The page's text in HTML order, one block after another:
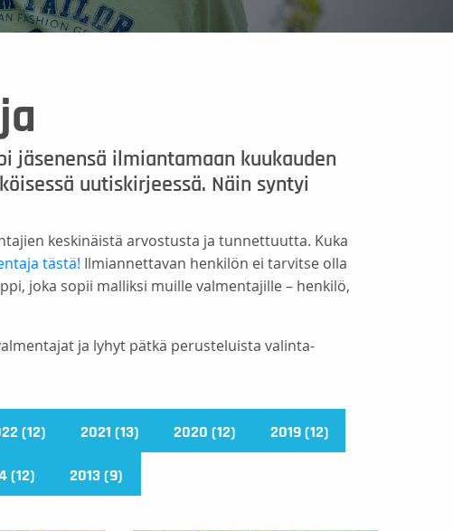
jäsenensä ilmiantamaan kuukauden
uutiskirjeessä. Näin syntyi
keskinäistä arvostusta ja tunnettuutta. Kuka
tästä! Ilmiannettavan henkilön ei tarvitse olla
joka sopii malliksi muille valmentajille – henkilö,
ja lyhyt pätkä perusteluista valinta-
(12) 2021 (13) 2020 (12) 2019 (12)
(12) 2013 (9)